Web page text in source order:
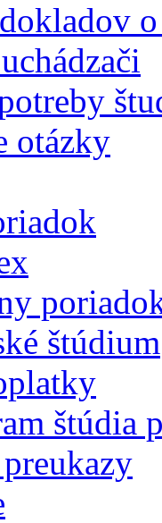
otázky
štúdium
štúdia